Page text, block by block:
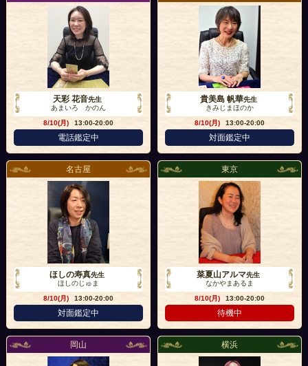
天彩 花音先生
あまいろ かのん
8/10(月)
13:00-20:00
電話鑑定中
貴美島 帆華先生
きみじまほのか
8/10(月)
13:00-20:00
対面鑑定中
名古屋
ほしの寿真先生
ほしのじゅま
8/10(月)
13:00-20:00
対面鑑定中
東京
菜夏山アルマ先生
なかやまあるま
8/10(月)
13:00-20:00
待機中
岡山 横浜